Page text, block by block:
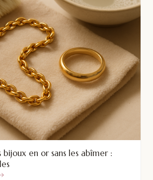
en or sans les abîmer :